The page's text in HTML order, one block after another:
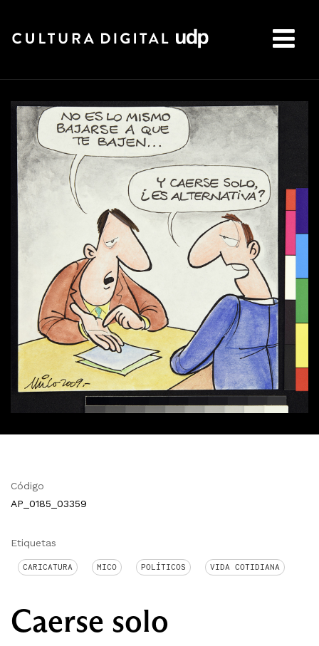
Código
AP_0185_03359
Etiquetas
CARICATURA MICO POLÍTICOS VIDA COTIDIANA
Caerse solo